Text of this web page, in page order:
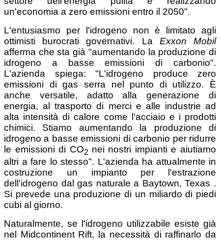
un'economia a zero emissioni entro il 2050".
L'entusiasmo per l'idrogeno non è limitato agli
ottimisti burocrati governativi. La Exxon Mobil
afferma che sta già "aumentando la produzione di
idrogeno a basse emissioni di carbonio".
L'azienda spiega: "L'idrogeno produce zero
emissioni di gas serra nel punto di utilizzo. È
anche versatile, adatto alla generazione di
energia, al trasporto di merci e alle industrie ad
alta intensità di calore come l'acciaio e i prodotti
chimici. Stiamo aumentando la produzione di
idrogeno a basse emissioni di carbonio per ridurre
le emissioni di CO2 nei nostri impianti e aiutiamo
altri a fare lo stesso". L'azienda ha attualmente in
costruzione un impianto per l'estrazione
dell'idrogeno dal gas naturale a Baytown, Texas .
Si prevede una produzione di un miliardo di piedi
cubi al giorno.
Naturalmente, se l'idrogeno utilizzabile esiste già
nel Midcontinent Rift, la necessità di raffinarlo da